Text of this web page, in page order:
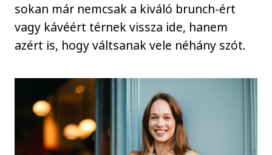
sokan már nemcsak a kiváló brunch-ért
vagy kávéért térnek vissza ide, hanem
azért is, hogy váltsanak vele néhány szót.